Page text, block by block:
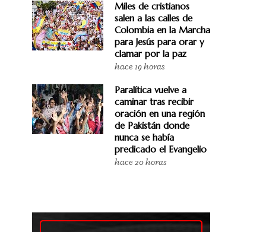
Miles de cristianos
salen a las calles de
Colombia en la Marcha
para Jesús para orar y
clamar por la paz
hace 19 horas
Paralítica vuelve a
caminar tras recibir
oración en una región
de Pakistán donde
nunca se había
predicado el Evangelio
hace 20 horas